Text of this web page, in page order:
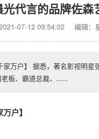
光代言的品牌佐森
07-12 09:54:02 编辑：
万户】 据悉，著名影视明星
板、霸道总裁、......
户】